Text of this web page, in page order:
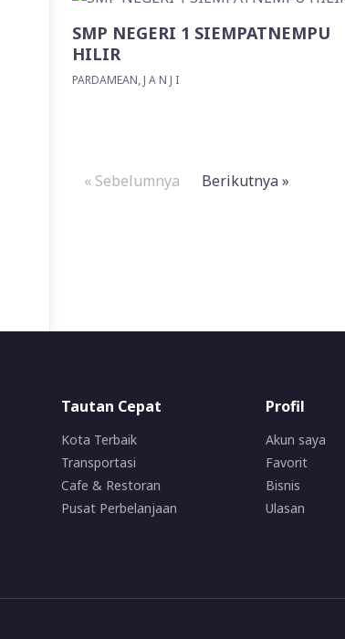
SMP NEGERI 1 SIEMPATNEMPU
HILIR
PARDAMEAN, J A N J I
« Sebelumnya Berikutnya »
Tautan Cepat
Kota Terbaik
Transportasi
Cafe & Restoran
Pusat Perbelanjaan
Profil
Akun saya
Favorit
Bisnis
Ulasan